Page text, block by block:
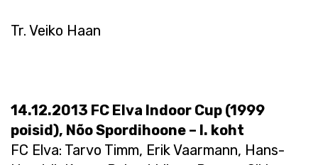
Tr. Veiko Haan
14.12.2013 FC Elva Indoor Cup (1999
poisid), Nõo Spordihoone – I. koht
FC Elva: Tarvo Timm, Erik Vaarmann, Hans-